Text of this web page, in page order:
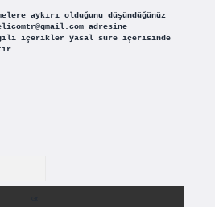
aykırı olduğunu düşündüğünüz
adresine
içerikler yasal süre içerisinde